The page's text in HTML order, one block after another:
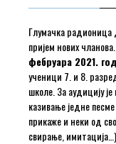
Глумачка радионица
пријем нових
фебруара 2021.
ученици 7. и 8.
школе. За аудицију
казивање једне
прикаже и неки од
свирање,